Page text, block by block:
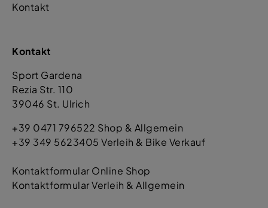
Kontakt
Kontakt
Sport Gardena
Rezia Str. 110
39046 St. Ulrich
+39 0471 796522 Shop & Allgemein
+39 349 5623405 Verleih & Bike Verkauf
Kontaktformular Online Shop
Kontaktformular Verleih & Allgemein